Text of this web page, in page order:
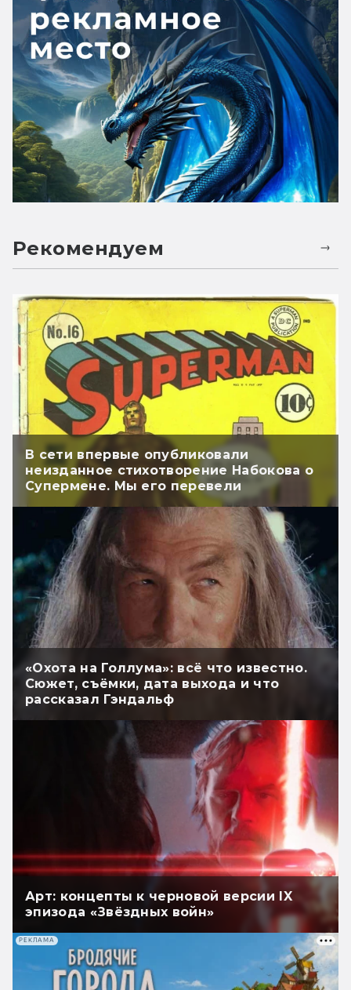
Рекомендуем
В сети впервые опубликовали
неизданное стихотворение Набокова о
Супермене. Мы его перевели
«Охота на Голлума»: всё что известно.
Сюжет, съёмки, дата выхода и что
рассказал Гэндальф
Арт: концепты к черновой версии IX
эпизода «Звёздных войн»
РЕКЛАМА